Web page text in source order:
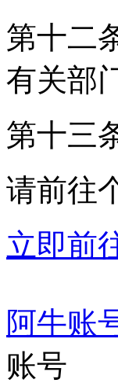
第十二
有关部
第十三
请前往
立即前
阿牛账
账号